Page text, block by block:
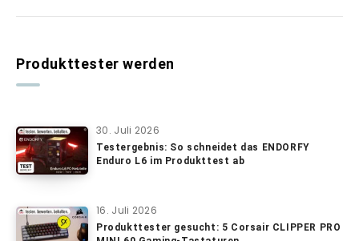
Produkttester werden
30. Juli 2026
Testergebnis: So schneidet das ENDORFY
Enduro L6 im Produkttest ab
16. Juli 2026
Produkttester gesucht: 5 Corsair CLIPPER PRO